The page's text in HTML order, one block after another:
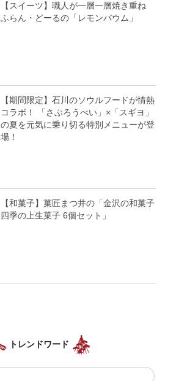
【スイーツ】職人が一層一層焼き重ね
ふらん・どーるの「レモンバウム」
【期間限定】石川のソウルフードが情熱
コラボ！ 「さぶろうべい」×「スギヨ」
の夏を元気に乗り切る特別メニューが登
場！
【和菓子】菓匠まつ井の「金沢の和菓子
四季の上生菓子 6個セット」
トレンドワード